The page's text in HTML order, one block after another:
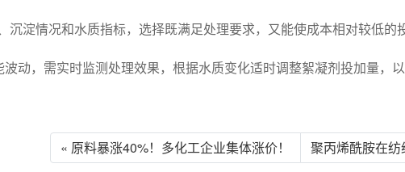
沉淀情况和水质指标，选择既满足处理要求，又能使成本相对较低的
动，需实时监测处理效果，根据水质变化适时调整絮凝剂投加量，
« 原料暴涨40%！多化工企业集体涨价！ 聚丙烯酰胺在